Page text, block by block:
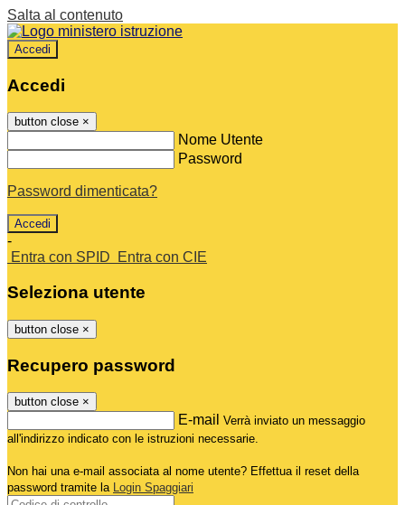
Salta al contenuto
Accedi
Accedi
button close ×
Nome Utente
Password
Password dimenticata?
-
Entra con SPID
Entra con CIE
Seleziona utente
button close ×
Recupero password
button close ×
E-mail Verrà inviato un messaggio
all'indirizzo indicato con le istruzioni necessarie.
Non hai una e-mail associata al nome utente? Effettua il reset della
password tramite la Login Spaggiari